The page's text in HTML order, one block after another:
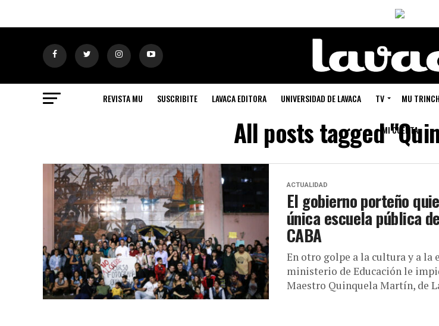
REVISTA MU SUSCRIBITE LAVACA EDITORA UNIVERSIDAD DE LAVACA TV MU
MI CUENTA
All posts tagged
ACTUALIDAD
El gobierno porteño
única escuela pública
CABA
En otro golpe a la cultura y a la
ministerio de Educación le
Maestro Quinquela Martín, de